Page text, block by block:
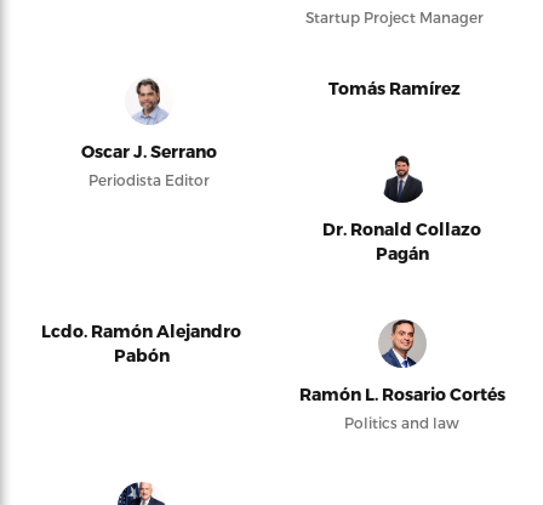
Startup Project Manager
Oscar J. Serrano
Periodista Editor
Tomás Ramírez
Dr. Ronald Collazo
Pagán
Lcdo. Ramón Alejandro
Pabón
Ramón L. Rosario Cortés
Politics and law